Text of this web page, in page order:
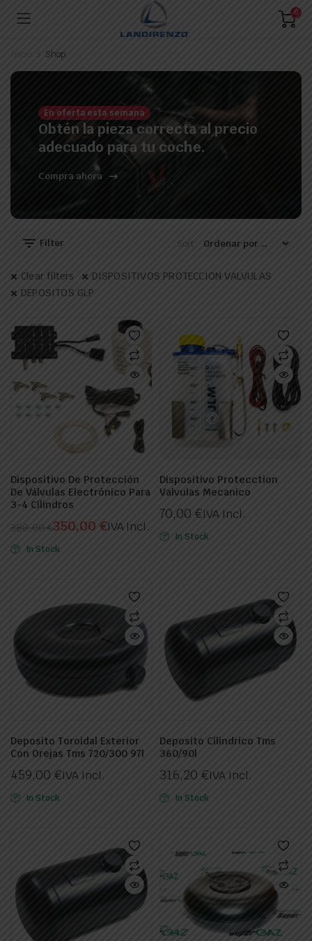
0
Inicio Shop
En oferta esta semana
Obtén la pieza correcta al precio
adecuado para tu coche.
Compra ahora
Filter Sort:
Clear filters
DISPOSITIVOS PROTECCION VALVULAS
DEPOSITOS GLP
Dispositivo De Protección
De Válvulas Electrónico Para
3-4 Cilindros
380,00€
El
precio
380,00 €.
350,00 €
El
precio
350,00 €.
IVA Incl.
In Stock
Dispositivo Protecction
Valvulas Mecanico
70,00 €IVA Incl.
In Stock
Deposito Toroidal Exterior
Con Orejas Tms 720/300 97l
459,00 €IVA Incl.
In Stock
Deposito Cilindrico Tms
360/90l
316,20 €IVA Incl.
In Stock